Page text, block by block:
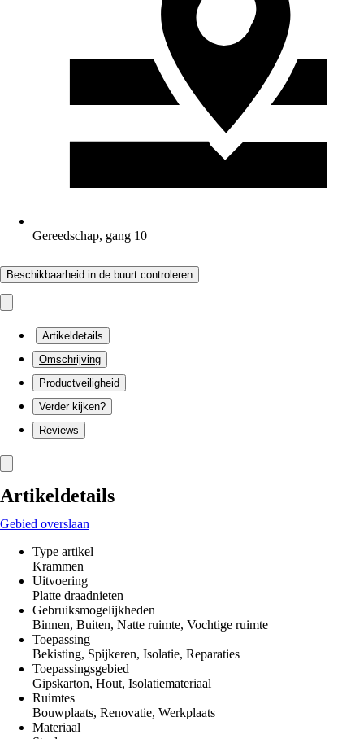
Gereedschap, gang 10
Beschikbaarheid in de buurt controleren
Artikeldetails
Omschrijving
Productveiligheid
Verder kijken?
Reviews
Artikeldetails
Gebied overslaan
Type artikel
Krammen
Uitvoering
Platte draadnieten
Gebruiksmogelijkheden
Binnen, Buiten, Natte ruimte, Vochtige ruimte
Toepassing
Bekisting, Spijkeren, Isolatie, Reparaties
Toepassingsgebied
Gipskarton, Hout, Isolatiemateriaal
Ruimtes
Bouwplaats, Renovatie, Werkplaats
Materiaal